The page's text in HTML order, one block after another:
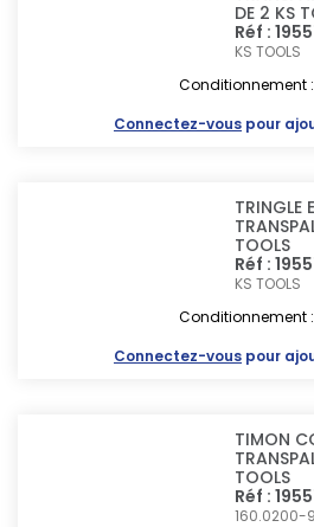
DE 2 KS
Réf :
KS TOOLS
Conditionnement
Connectez-vous pour
TRINGLE
TOOLS
Réf :
KS TOOLS
Conditionnement
Connectez-vous pour
TIMON
TOOLS
Réf :
160.0200-